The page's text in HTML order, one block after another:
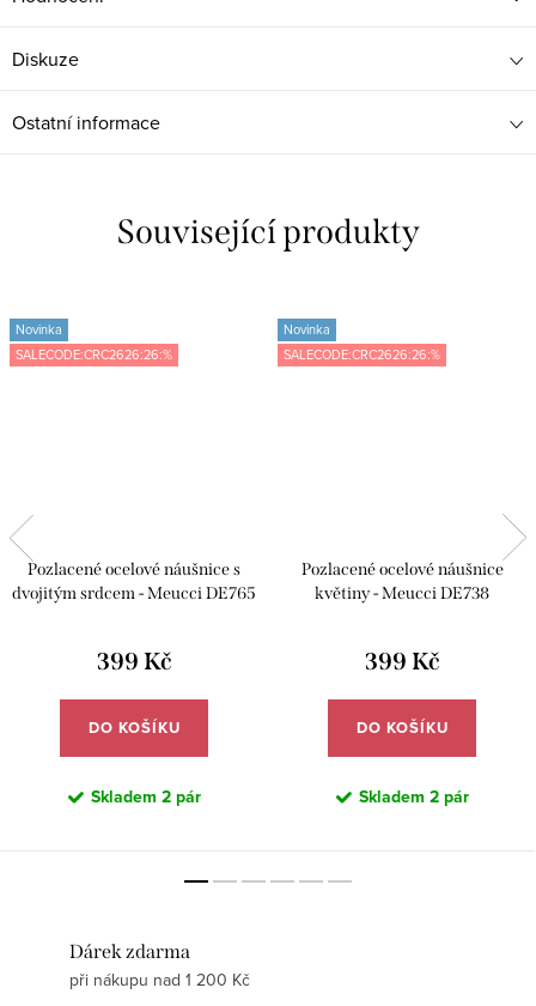
Diskuze
Ostatní informace
Související produkty
Novinka
SALECODE:CRC2626:26:%
Pozlacené ocelové náušnice s
dvojitým srdcem - Meucci DE765
399 Kč
DO KOŠÍKU
Skladem 2 pár
Novinka
SALECODE:CRC2626:26:%
Pozlacené ocelové náušnice
květiny - Meucci DE738
399 Kč
DO KOŠÍKU
Skladem 2 pár
Dárek zdarma
při nákupu nad 1 200 Kč